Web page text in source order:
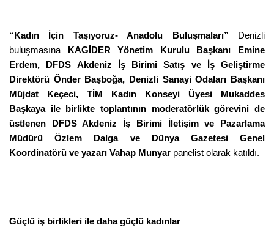
“Kadın İçin Taşıyoruz- Anadolu Buluşmaları” Denizli
buluşmasına KAGİDER Yönetim Kurulu Başkanı Emine
Erdem, DFDS Akdeniz İş Birimi Satış ve İş Geliştirme
Direktörü Önder Başboğa, Denizli Sanayi Odaları Başkanı
Müjdat Keçeci, TİM Kadın Konseyi Üyesi Mukaddes
Başkaya ile birlikte toplantının moderatörlük görevini de
üstlenen DFDS Akdeniz İş Birimi İletişim ve Pazarlama
Müdürü Özlem Dalga ve Dünya Gazetesi Genel
Koordinatörü ve yazarı Vahap Munyar panelist olarak katıldı.
Güçlü iş birlikleri ile daha güçlü kadınlar